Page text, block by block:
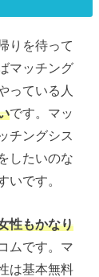
りを待って
マッチング
っている人
です。マッ
チングシス
したいのな
いです。
性もかなり
ムです。マ
は基本無料